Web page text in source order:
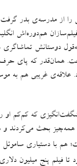
را از مدرسه‌ی بدر
هم‌دوره‌اش
دوستانش
. همان‌قدر که پای
. علاقه‌‌ی غریبی هم به
بحث می‌کردند و
هم با دستیاری